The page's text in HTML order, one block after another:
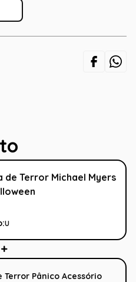
de Terror Michael Myers
U
Terror Pânico Acessório